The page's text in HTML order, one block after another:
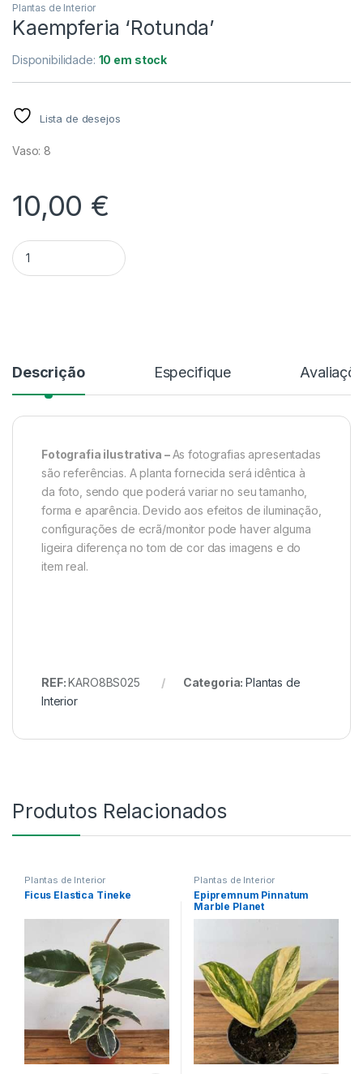
Plantas de Interior
Kaempferia ‘Rotunda’
Disponibilidade: 10 em stock
Lista de desejos
Vaso: 8
10,00 €
Quantidade Kaempferia 'Rotunda'
Descrição Especifique
Fotografia ilustrativa –As fotografias apresentadas
são referências. A planta fornecida será idêntica à
da foto, sendo que poderá variar no seu tamanho,
forma e aparência. Devido aos efeitos de iluminação,
configurações de ecrã/monitor pode haver alguma
ligeira diferença no tom de cor das imagens e do
item real.
REF:KARO8BS025 Categoria:Plantas de
Interior
Produtos Relacionados
Plantas de Interior
Ficus Elastica Tineke
Plantas de Interior
Epipremnum Pinnatum
Marble Planet